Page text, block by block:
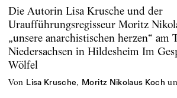
Die Autorin Lisa Krusche und der
Uraufführungsregisseur Moritz
„unsere anarchistischen herzen“ am
Niedersachsen in Hildesheim Im
Wölfel
von Lisa Krusche, Moritz Nikolaus Koch